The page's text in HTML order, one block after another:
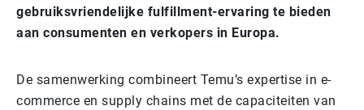
gebruiksvriendelijke fulfillment-ervaring te bieden
aan consumenten en verkopers in Europa.
De samenwerking combineert Temu’s expertise in e-
commerce en supply chains met de capaciteiten van